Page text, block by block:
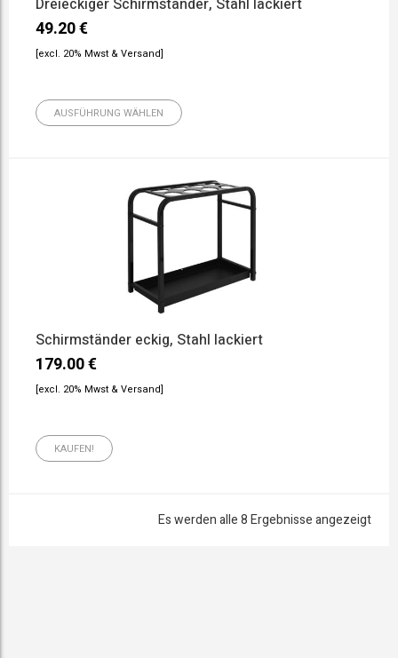
Dreieckiger Schirmständer, Stahl lackiert
49.20€
[excl. 20% Mwst & Versand]
AUSFÜHRUNG WÄHLEN
Schirmständer eckig, Stahl lackiert
179.00€
[excl. 20% Mwst & Versand]
KAUFEN!
Es werden alle 8 Ergebnisse angezeigt